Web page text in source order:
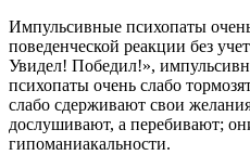
Импульсивные психопаты
поведенческой реакции без
Увидел! Победил!»,
психопаты очень слабо
слабо сдерживают свои
дослушивают, а перебивают;
гипоманиакальности.